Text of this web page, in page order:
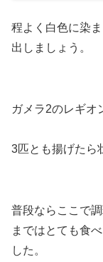
程よく白色に染
出しましょう。
ガメラ2のレギ
3匹とも揚げたら
普段ならここで
まではとても食
した。